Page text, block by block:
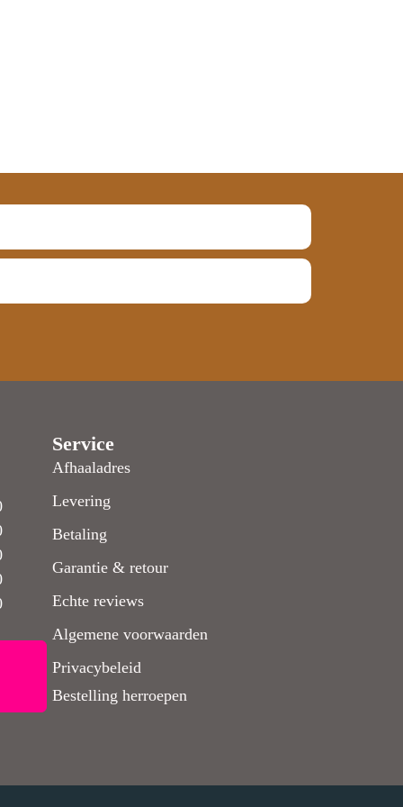
Service
Afhaaladres
Levering
Betaling
Garantie & retour
Echte reviews
Algemene voorwaarden
Privacybeleid
Bestelling herroepen